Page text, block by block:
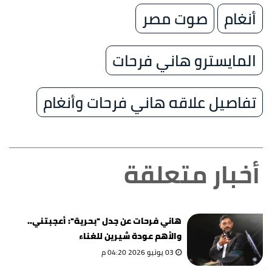
أنغام
صوت مصر
المايسترو هاني فرحات
تفاصيل علاقه هاني فرحات وأنغام
أخبار متعلقة
هاني فرحات عن جدل "بحرية": أعجبتني..
والأهم عودة شيرين للغناء
03 يونيو 2026 04:20 م